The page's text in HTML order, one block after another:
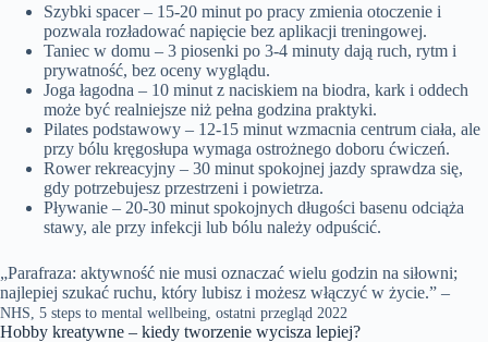
Szybki spacer – 15-20 minut po pracy zmienia otoczenie i
pozwala rozładować napięcie bez aplikacji treningowej.
Taniec w domu – 3 piosenki po 3-4 minuty dają ruch, rytm i
prywatność, bez oceny wyglądu.
Joga łagodna – 10 minut z naciskiem na biodra, kark i oddech
może być realniejsze niż pełna godzina praktyki.
Pilates podstawowy – 12-15 minut wzmacnia centrum ciała, ale
przy bólu kręgosłupa wymaga ostrożnego doboru ćwiczeń.
Rower rekreacyjny – 30 minut spokojnej jazdy sprawdza się,
gdy potrzebujesz przestrzeni i powietrza.
Pływanie – 20-30 minut spokojnych długości basenu odciąża
stawy, ale przy infekcji lub bólu należy odpuścić.
„Parafraza: aktywność nie musi oznaczać wielu godzin na siłowni;
najlepiej szukać ruchu, który lubisz i możesz włączyć w życie.” –
NHS, 5 steps to mental wellbeing, ostatni przegląd 2022
Hobby kreatywne – kiedy tworzenie wycisza lepiej?